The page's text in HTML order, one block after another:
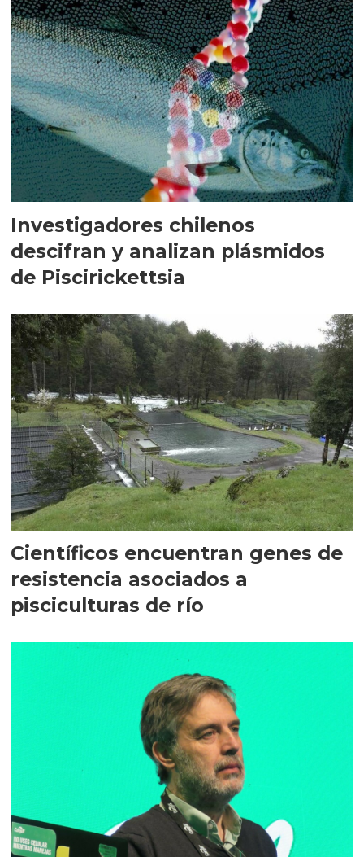
Investigadores chilenos
descifran y analizan plásmidos
de Piscirickettsia
Científicos encuentran genes de
resistencia asociados a
pisciculturas de río